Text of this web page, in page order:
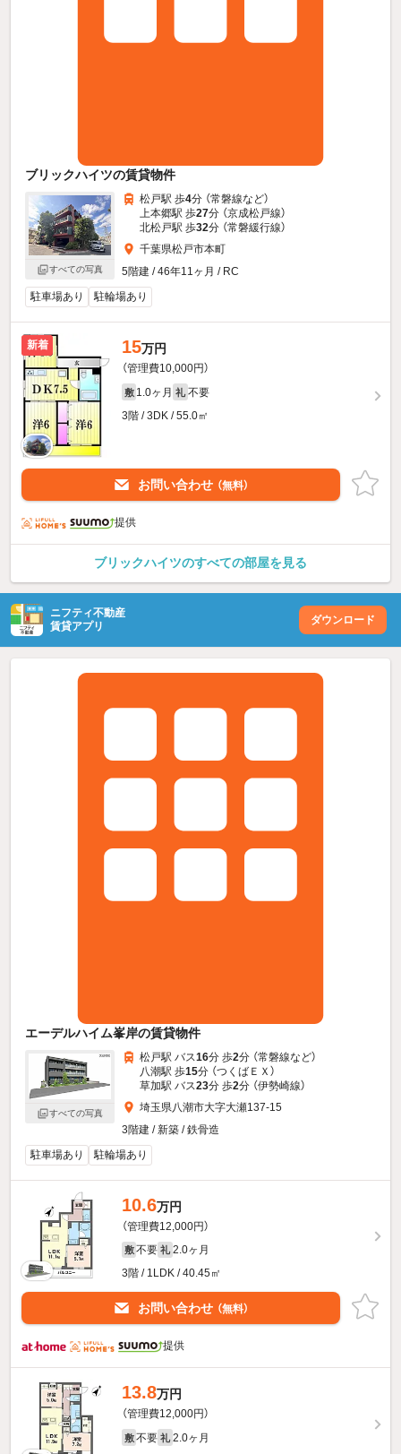
ブリックハイツの賃貸物件
すべての写真
松戸駅 歩4分 （常磐線など）
上本郷駅 歩27分 （京成松戸線）
北松戸駅 歩32分 （常磐緩行線）
千葉県松戸市本町
5階建 / 46年11ヶ月 / RC
駐車場あり
駐輪場あり
新着 15万円
（管理費10,000円）
敷 1.0ヶ月 礼 不要
3階 / 3DK / 55.0㎡
お問い合わせ （無料）
提供
ブリックハイツのすべての部屋を見る
ニフティ不動産
賃貸アプリ
ダウンロード
エーデルハイム峯岸の賃貸物件
すべての写真
松戸駅 バス16分 歩2分 （常磐線など）
八潮駅 歩15分 （つくばＥＸ）
草加駅 バス23分 歩2分 （伊勢崎線）
埼玉県八潮市大字大瀬137-15
3階建 / 新築 / 鉄骨造
駐車場あり
駐輪場あり
10.6万円
（管理費12,000円）
敷 不要 礼 2.0ヶ月
3階 / 1LDK / 40.45㎡
お問い合わせ （無料）
提供
13.8万円
（管理費12,000円）
敷 不要 礼 2.0ヶ月